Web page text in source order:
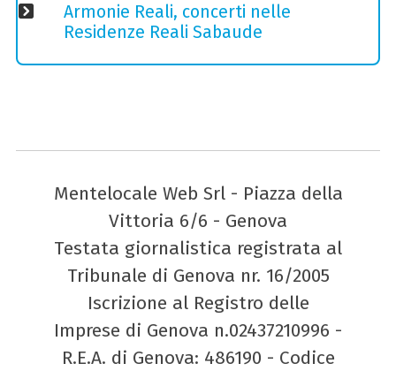
Armonie Reali, concerti nelle
Residenze Reali Sabaude
Mentelocale Web Srl - Piazza della
Vittoria 6/6 - Genova
Testata giornalistica registrata al
Tribunale di Genova nr. 16/2005
Iscrizione al Registro delle
Imprese di Genova n.02437210996 -
R.E.A. di Genova: 486190 - Codice